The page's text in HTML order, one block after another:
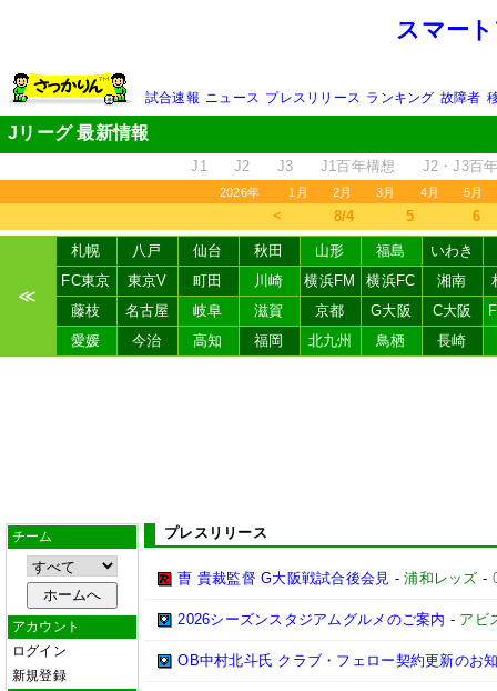
スマー
試合速報 ニュース プレスリリース ランキング 故障者
Jリーグ 最新情報
J1 J2 J3 J1百年構想 J2・J3百
2026年 1月 2月 3月 4月 5月
＜ 8/4 5 6
≪
札幌 八戸 仙台 秋田 山形 福島
いわき
FC東京
東京V 町田 川崎 横浜FM 横浜FC 湘南
藤枝
名古屋 岐阜 滋賀 京都 G大阪 C大阪
愛媛
今治 高知 福岡 北九州 鳥栖 長崎
チーム
アカウント
ログイン
新規登録
プレスリリース
曺 貴裁監督 G大阪戦試合後会見 -浦和レッズ -
2026シーズンスタジアムグルメのご案内 - アビ
OB中村北斗氏 クラブ・フェロー契約更新のお